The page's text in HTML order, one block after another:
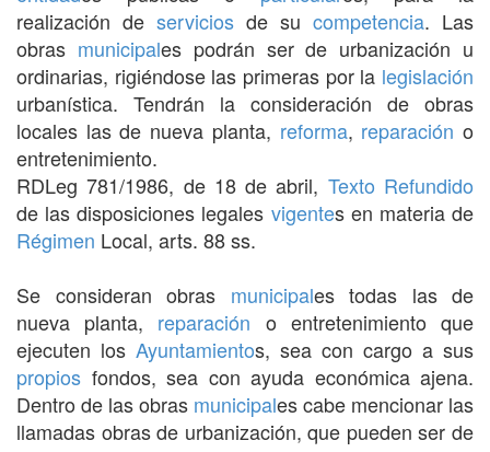
realización de servicios de su competencia. Las
obras municipales podrán ser de urbanización u
ordinarias, rigiéndose las primeras por la legislación
urbanística. Tendrán la consideración de obras
locales las de nueva planta, reforma, reparación o
entretenimiento.
RDLeg 781/1986, de 18 de abril, Texto Refundido
de las disposiciones legales vigentes en materia de
Régimen Local, arts. 88 ss.
Se consideran obras municipales todas las de
nueva planta, reparación o entretenimiento que
ejecuten los Ayuntamientos, sea con cargo a sus
propios fondos, sea con ayuda económica ajena.
Dentro de las obras municipales cabe mencionar las
llamadas obras de urbanización, que pueden ser de